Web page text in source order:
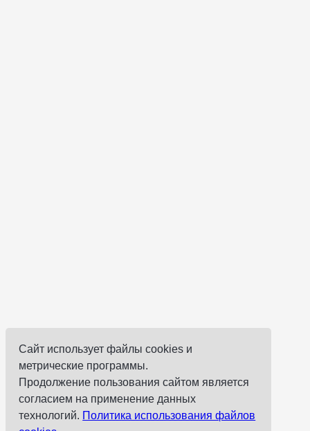
Сайт использует файлы cookies и
метрические программы.
Продолжение пользования сайтом является
согласием на применение данных
технологий. Политика использования файлов